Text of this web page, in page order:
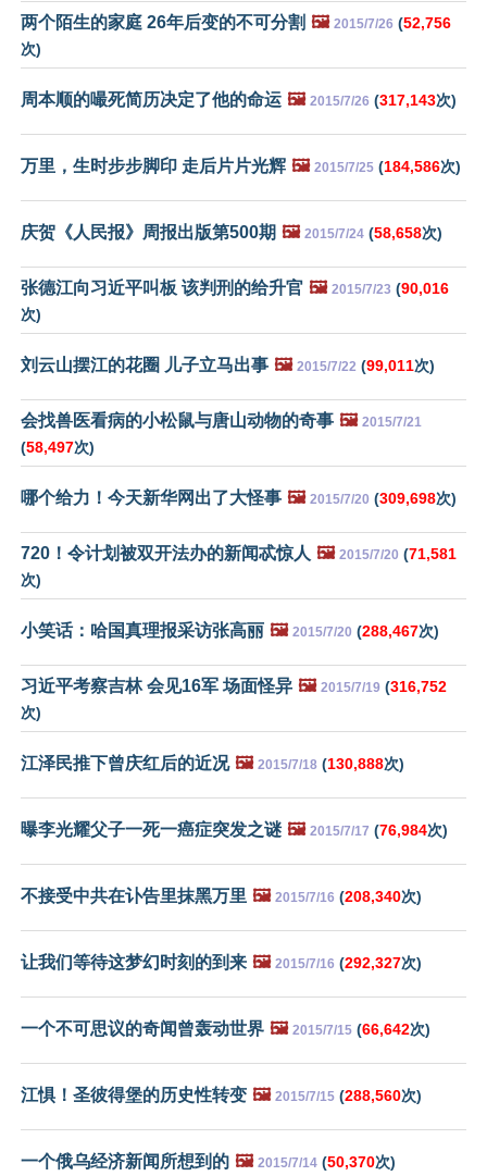
两个陌生的家庭 26年后变的不可分割 🖼️ 2015/7/26 (52,756
次)
周本顺的嘬死简历决定了他的命运 🖼️ 2015/7/26 (317,143次)
万里，生时步步脚印 走后片片光辉 🖼️ 2015/7/25 (184,586次)
庆贺《人民报》周报出版第500期 🖼️ 2015/7/24 (58,658次)
张德江向习近平叫板 该判刑的给升官 🖼️ 2015/7/23 (90,016
次)
刘云山摆江的花圈 儿子立马出事 🖼️ 2015/7/22 (99,011次)
会找兽医看病的小松鼠与唐山动物的奇事 🖼️ 2015/7/21
(58,497次)
哪个给力！今天新华网出了大怪事 🖼️ 2015/7/20 (309,698次)
720！令计划被双开法办的新闻忒惊人 🖼️ 2015/7/20 (71,581
次)
小笑话：哈国真理报采访张高丽 🖼️ 2015/7/20 (288,467次)
习近平考察吉林 会见16军 场面怪异 🖼️ 2015/7/19 (316,752
次)
江泽民推下曾庆红后的近况 🖼️ 2015/7/18 (130,888次)
曝李光耀父子一死一癌症突发之谜 🖼️ 2015/7/17 (76,984次)
不接受中共在讣告里抹黑万里 🖼️ 2015/7/16 (208,340次)
让我们等待这梦幻时刻的到来 🖼️ 2015/7/16 (292,327次)
一个不可思议的奇闻曾轰动世界 🖼️ 2015/7/15 (66,642次)
江惧！圣彼得堡的历史性转变 🖼️ 2015/7/15 (288,560次)
一个俄乌经济新闻所想到的 🖼️ 2015/7/14 (50,370次)